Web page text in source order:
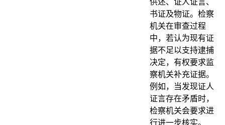
供述、证人证言、
书证及物证。检察
机关在审查过程
中，若认为现有证
据不足以支持逮捕
决定，有权要求监
察机关补充证据。
例如，当发现证人
证言存在矛盾时，
检察机关会要求进
行进一步核实。